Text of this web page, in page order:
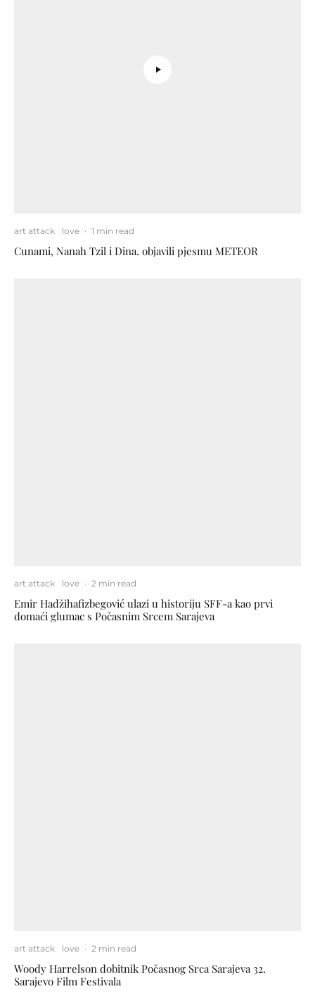
art attack love · 1 min read
Cunami, Nanah Tzil i Dina. objavili pjesmu METEOR
art attack love · 2 min read
Emir Hadžihafizbegović ulazi u historiju SFF-a kao prvi
domaći glumac s Počasnim Srcem Sarajeva
art attack love · 2 min read
Woody Harrelson dobitnik Počasnog Srca Sarajeva 32.
Sarajevo Film Festivala